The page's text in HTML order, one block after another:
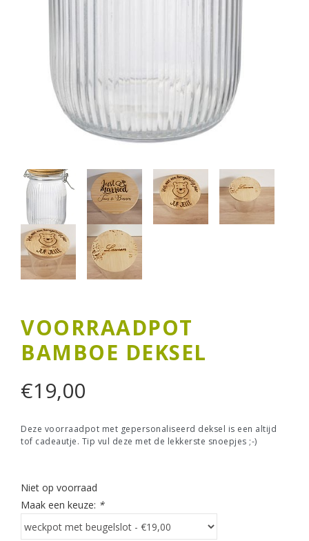
VOORRAADPOT
BAMBOE DEKSEL
€19,00
Deze voorraadpot met gepersonaliseerd deksel is een altijd
tof cadeautje. Tip vul deze met de lekkerste snoepjes ;-)
Niet op voorraad
Maak een keuze: *